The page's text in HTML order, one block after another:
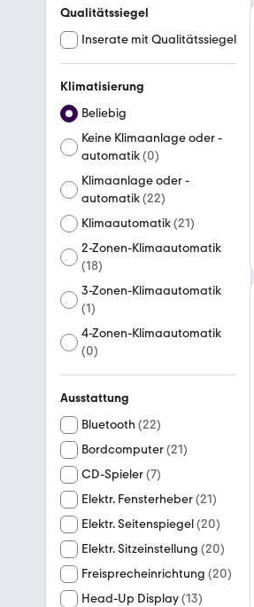
Qualitätssiegel
Inserate mit Qualitätssiegel
Klimatisierung
Beliebig
Keine Klimaanlage oder -
automatik(0)
Klimaanlage oder -
automatik(22)
Klimaautomatik(21)
2-Zonen-Klimaautomatik
(18)
3-Zonen-Klimaautomatik
(1)
4-Zonen-Klimaautomatik
(0)
Ausstattung
Bluetooth (22)
Bordcomputer(21)
CD-Spieler(7)
Elektr. Fensterheber(21)
Elektr. Seitenspiegel(20)
Elektr. Sitzeinstellung (20)
Freisprecheinrichtung (20)
Head-Up Display(13)